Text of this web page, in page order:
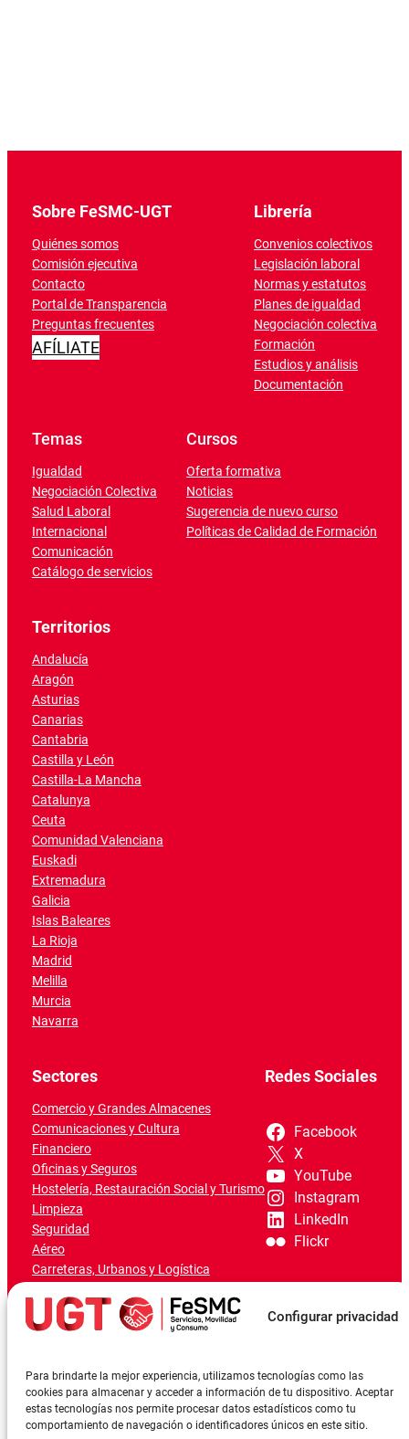
Configurar privacidad
Para brindarte la mejor experiencia, utilizamos tecnologías como las
cookies para almacenar y acceder a información de tu dispositivo. Aceptar
estas tecnologías nos permite procesar datos estadísticos como tu
comportamiento de navegación o identificadores únicos en este sitio.
Sobre FeSMC-UGT
Quiénes somos
Comisión ejecutiva
Contacto
Portal de Transparencia
Preguntas frecuentes
AFÍLIATE
Librería
Convenios colectivos
Legislación laboral
Normas y estatutos
Planes de igualdad
Negociación colectiva
Formación
Estudios y análisis
Documentación
Temas
Igualdad
Negociación Colectiva
Salud Laboral
Internacional
Comunicación
Catálogo de servicios
Cursos
Oferta formativa
Noticias
Sugerencia de nuevo curso
Políticas de Calidad de Formación
Territorios
Andalucía
Aragón
Asturias
Canarias
Cantabria
Castilla y León
Castilla-La Mancha
Catalunya
Ceuta
Comunidad Valenciana
Euskadi
Extremadura
Galicia
Islas Baleares
La Rioja
Madrid
Melilla
Murcia
Navarra
Sectores
Comercio y Grandes Almacenes
Comunicaciones y Cultura
Financiero
Oficinas y Seguros
Hostelería, Restauración Social y Turismo
Limpieza
Seguridad
Aéreo
Carreteras, Urbanos y Logística
Marítimo-Portuario
Redes Sociales
Facebook
X
YouTube
Instagram
LinkedIn
Flickr